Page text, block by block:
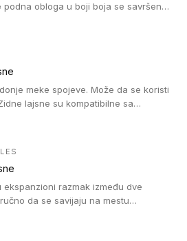
podna obloga u boji boja se savršeno
meke spojeve. Može da se koristi
lajsne su kompatibilne sa
razmak između dve
da se savijaju na mestu